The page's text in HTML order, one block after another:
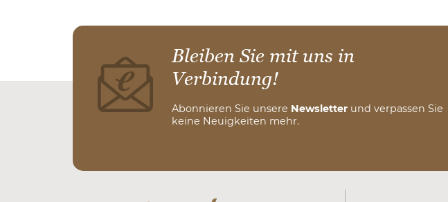
Bleiben Sie mit uns in
Verbindung!
Abonnieren Sie unsere Newsletter und verpassen Sie
keine Neuigkeiten mehr.